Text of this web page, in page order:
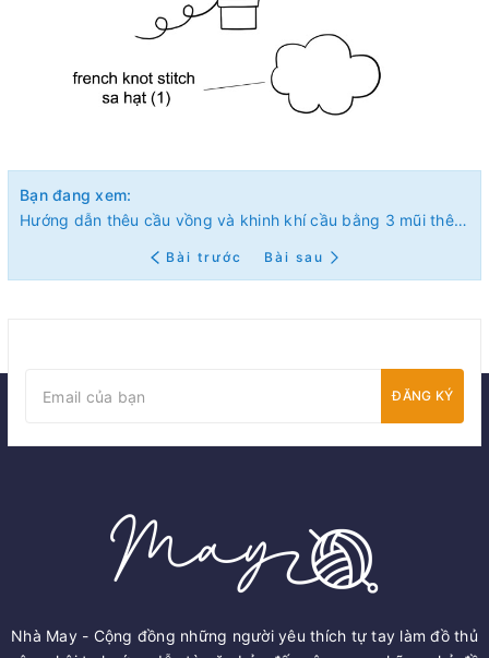
Bạn đang xem:
Hướng dẫn thêu cầu vồng và khinh khí cầu bằng 3 mũi thêu dễ dàng (có mẫu in)
Bài trước Bài sau
ĐĂNG KÝ
Nhà May - Cộng đồng những người yêu thích tự tay làm đồ thủ